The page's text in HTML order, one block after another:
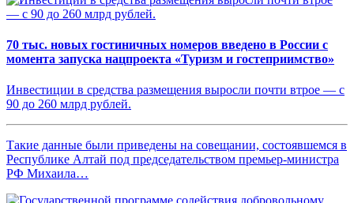
70 тыс. новых гостиничных номеров введено в России с
момента запуска нацпроекта «Туризм и гостеприимство»
Инвестиции в средства размещения выросли почти втрое — с
90 до 260 млрд рублей.
Такие данные были приведены на совещании, состоявшемся в
Республике Алтай под председательством премьер-министра
РФ Михаила…